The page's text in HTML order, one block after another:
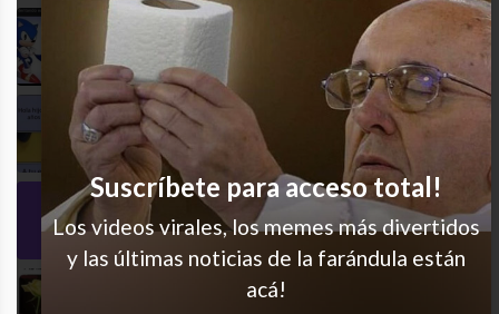
Ay qué difícil
Y 20 hijos y 3 casas
Es como que lo detectan
O cuando te cantan el cumpleaños feliz
Suscríbete para acceso total!
Los videos virales, los memes más divertidos
y las últimas noticias de la farándula están
acá!